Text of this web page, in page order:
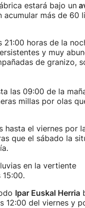
estará bajo un
acumular más de 60
horas de la
y muy
de granizo,
las 09:00 de la
millas por olas
hasta el viernes por
que el sábado la
en la vertiente
Ipar Euskal Herria
12:00 del viernes y